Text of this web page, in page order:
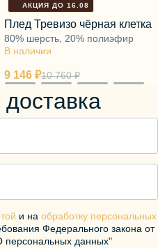
АКЦИЯ ДО 16.08
9 146 ₽10 760 ₽
В наличии
Плед Тревизо чёрная клетка
80% шерсть, 20% полиэфир
и на обработку персональных
Федерального закона от
данных"